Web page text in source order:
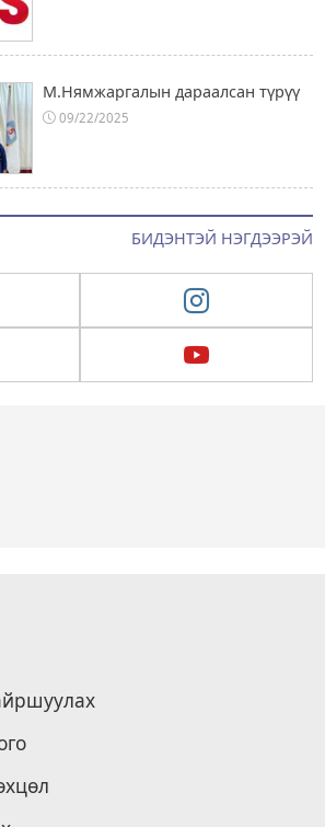
М.Нямжаргалын дараалсан түрүү
09/22/2025
БИДЭНТЭЙ НЭГДЭЭРЭЙ